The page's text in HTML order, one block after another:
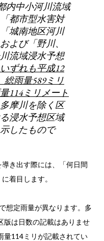
内中小河川流域
都市型水害対
城南地区河川
よび「野川、
流域浸水予想
ずれも平成12
総雨量589ミリ
114ミリメート
摩川を除く区
浸水予想区域
したもので
き出す際には、「何日間
着目します。
想定雨量が異なります。多
版は日数の記載はありませ
量114ミリが記載されてい